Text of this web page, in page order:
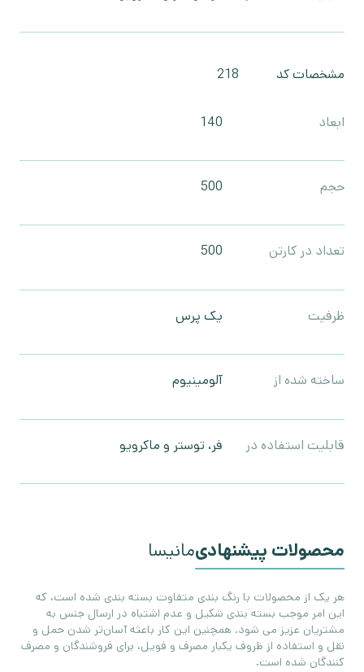
مشخصات کد 218
ابعاد 140
حجم 500
تعداد در کارتن 500
ظرفیت یک پرس
ساخته شده از آلومینیوم
قابلیت استفاده در فر، توستر و ماکرویو
محصولات پیشنهادیمانیسا
هر یک از محصولات با رنگ بندی متفاوت بسته بندی شده است، که
این امر موجب بسته بندی شکیل و عدم اشتباه در ارسال جنس به
مشتریان عزیز می شود. همچنین این کار باعثه آسان‌تر شدن حمل و
نقل و استفاده از ظروف یکبار مصرف و فویل، برای فروشندگان و مصرف
کنندگان شده است.